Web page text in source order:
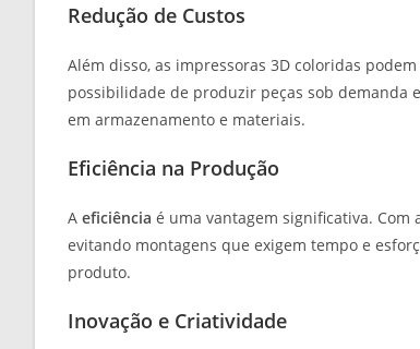
Redução de Custos
Além disso, as impressoras 3D coloridas
possibilidade de produzir peças sob demanda
em armazenamento e materiais.
Eficiência na Produção
A eficiência é uma vantagem significativa. Com
evitando montagens que exigem tempo e
produto.
Inovação e Criatividade